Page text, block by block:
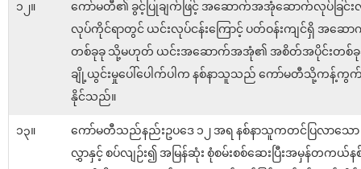
၁၂။
ကော်မတီ၏ ခွင့်ပြုချက်ဖြင့် အဆောက်အအုံဆောက်လုပ်ခြင်း
လုပ်ကိုင်ရာတွင် ယင်းလုပ်ငန်းကြောင့် ပတ်ဝန်းကျင်ရှိ အဆေ
တစ်ခုခု သို့မဟုတ် ယင်းအဆောက်အအုံ၏ အစိတ်အပိုင်းတစ်ခုခု
ချို့ယွင်းမှုပေါ်ပေါက်ပါက နစ်နာသူသည် ကော်မတီသို့ကန့်ကွ
နိုင်သည်။
၁၃။
ကော်မတီသည်နည်းဥပဒေ ၁၂ အရ နစ်နာသူကတင်ပြလာသ
လွှာနှင့် စပ်လျဉ်း၍ အမြန်ဆုံး စုံစမ်းစစ်ဆေးပြီးအမှန်တကယ်နစ်